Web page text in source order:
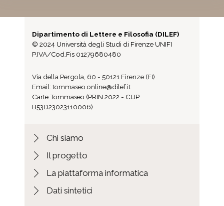
Dipartimento di Lettere e Filosofia (DILEF)
© 2024 Università degli Studi di Firenze UNIFI
P.IVA/Cod.Fis 01279680480
Via della Pergola, 60 - 50121 Firenze (FI)
Email: tommaseo.online@dilef.it
Carte Tommaseo (PRIN 2022 - CUP
B53D23023110006)
Chi siamo
Il progetto
La piattaforma informatica
Dati sintetici